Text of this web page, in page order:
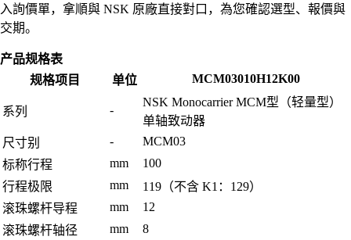
入詢價單，拿順與 NSK 原廠直接對口，為您確認選型、報價與
交期。
产品规格表
规格项目
单位 MCM03010H12K00
系列 -
NSK Monocarrier MCM型（轻量型）
单轴致动器
尺寸别
-
MCM03
标称行程
mm
100
行程极限
mm
119（不含 K1：129）
滚珠螺杆导程
mm
12
滚珠螺杆轴径
mm
8